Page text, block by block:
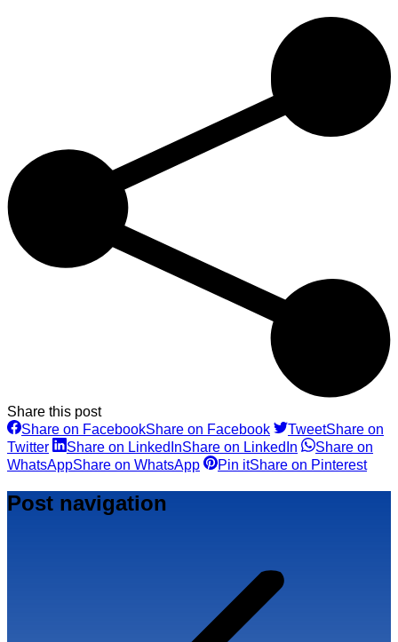
Share this post
Share on FacebookShare on Facebook TweetShare on
Twitter
Share on LinkedInShare on LinkedIn
Share on
WhatsAppShare on WhatsApp Pin itShare on Pinterest
Post navigation